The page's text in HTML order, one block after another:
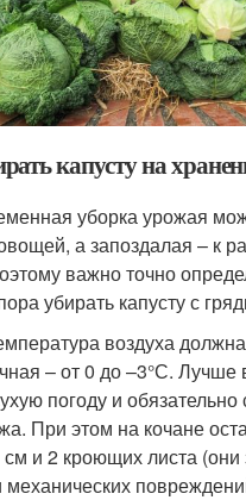
капусту на
уборка урожая
а запоздалая – к
важно точно
убирать капусту с
воздуха
– от 0 до –3°С. Лучше
погоду и
При этом на кочане
и 2 кроющих листа (они
механических